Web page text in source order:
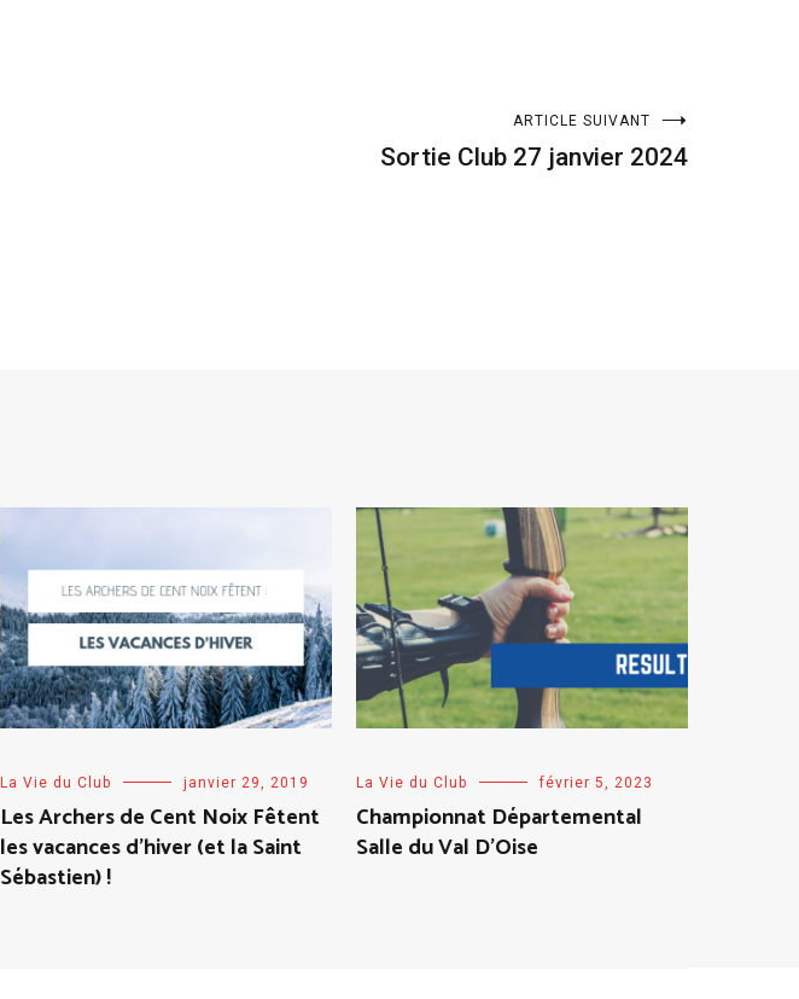
ARTICLE SUIVANT
Sortie Club 27 janvier 2024
La Vie du Club janvier 29, 2019
Les Archers de Cent Noix Fêtent
les vacances d’hiver (et la Saint
Sébastien) !
La Vie du Club février 5, 2023
Championnat Départemental
Salle du Val D’Oise